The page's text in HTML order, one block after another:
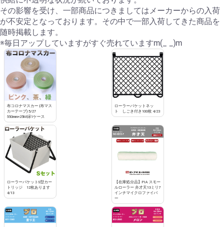
その影響を受け、一部商品につきましてはメーカーからの入荷
が不安定となっております。その中で一部入荷してきた商品を
随時掲載します。
※毎日アップしていますがすぐ売れていますm(_ _)m
布コロナマスカー (布マス
カーテープ) 5/27
550mm×25M緑1ケース
ローラーバケットネッ
ト しごき付き100枚 4/23
ローラーバケットS型カー
トリッジ 12枚あります
4/13
【在庫処分品】PIA スモー
ルローラー 弁才天13ミリ7
インチマイクロファイバ
ー